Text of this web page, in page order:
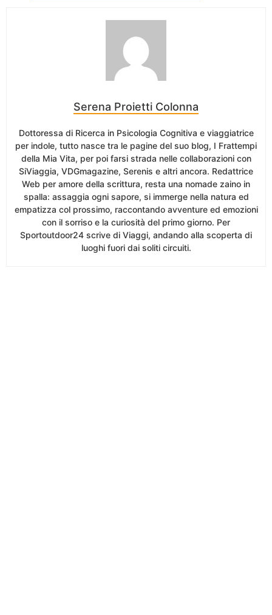
Serena Proietti Colonna
Dottoressa di Ricerca in Psicologia Cognitiva e viaggiatrice
per indole, tutto nasce tra le pagine del suo blog, I Frattempi
della Mia Vita, per poi farsi strada nelle collaborazioni con
SiViaggia, VDGmagazine, Serenis e altri ancora. Redattrice
Web per amore della scrittura, resta una nomade zaino in
spalla: assaggia ogni sapore, si immerge nella natura ed
empatizza col prossimo, raccontando avventure ed emozioni
con il sorriso e la curiosità del primo giorno. Per
Sportoutdoor24 scrive di Viaggi, andando alla scoperta di
luoghi fuori dai soliti circuiti.